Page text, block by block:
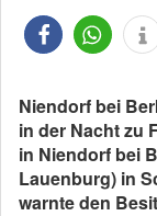
Niendorf bei
in der Nacht zu
in Niendorf bei
Lauenburg) in
warnte den